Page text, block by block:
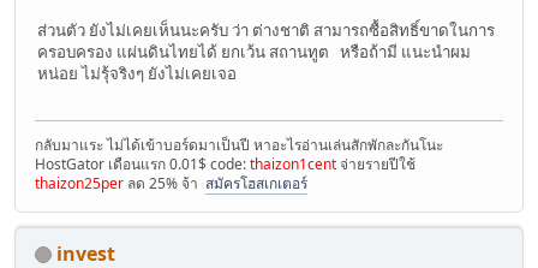
ส่วนตัว ยังไม่เคยเห็นนะครับ ว่า ต่างชาติ สามารถซื้อสิทธิ์ขาดในการ
ครอบครอง แผ่นดินไทยได้ ยกเว้น สถานทูต หรือถ้ามี แนะนำผม
หน่อย ไม่รุ้จริงๆ ยังไม่เคยเจอ
กลับมาแระ ไม่ได้เข้าบอร์ดมาเป็นปี หาอะไรอ่านเล่นสักพักละกันโนะ
HostGator เดือนแรก 0.01$ code:thaizon1centจ่ายรายปีใช้
thaizon25per ลด 25% จ้า สมัครโฮสเกเตอร์
invest